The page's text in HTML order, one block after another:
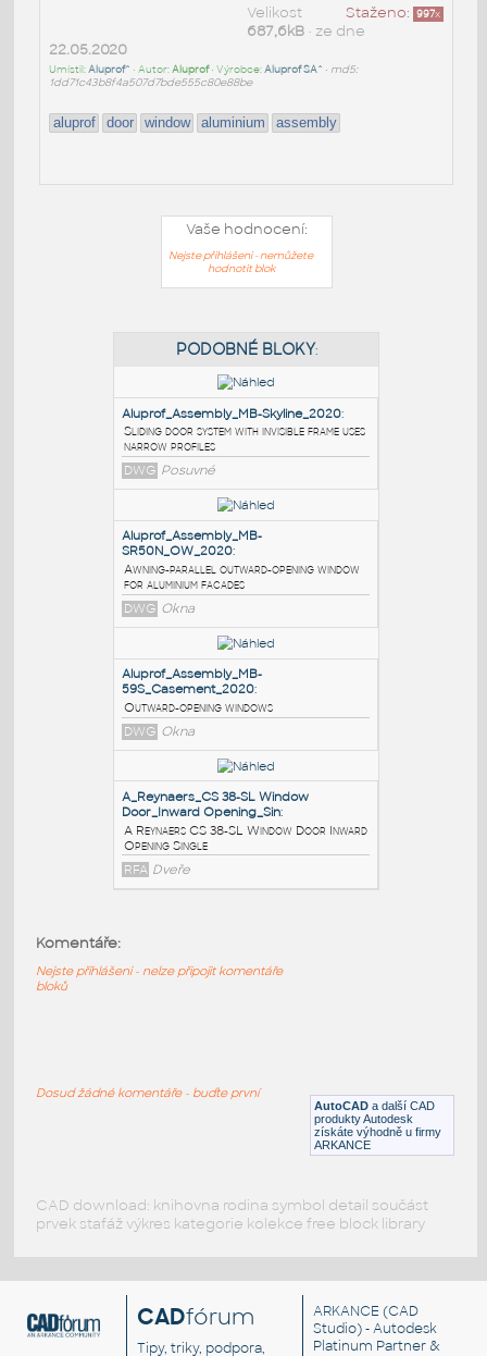
Staženo: 997x
Velikost
687,6kB• ze dne
22.05.2020
Umístil:Aluprof^ • Autor:Aluprof• Výrobce:Aluprof SA^ • md5:
1dd71c43b8f4a507d7bde555c80e88be
aluprof door window aluminium assembly
Vaše hodnocení:
Nejste přihlášeni - nemůžete
hodnotit blok
PODOBNÉ BLOKY:
Aluprof_Assembly_MB-Skyline_2020
Sliding door system with invisible frame uses
narrow profiles
DWG Posuvné
Aluprof_Assembly_MB-
SR50N_OW_2020:
Awning-parallel outward-opening window
for aluminium facades
DWG Okna
DWG Okna
Opening Single
AutoCAD a další CAD
produkty Autodesk
získáte výhodně u firmy
ARKANCE
Komentáře:
Nejste přihlášeni - nelze připojit komentáře
bloků
Dosud žádné komentáře - buďte první
CAD download: knihovna rodina symbol detail součást
prvek stafáž výkres kategorie kolekce free block library
CADfórum
Tipy, triky, podpora,
ARKANCE (CAD
Studio) - Autodesk
Platinum Partner &